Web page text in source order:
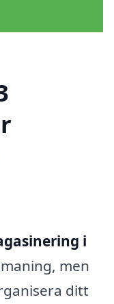
i
men
ditt